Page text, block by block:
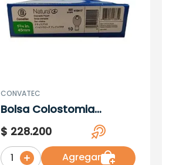
CONVATEC
Bolsa Colostomia
Drenable 45Mm Rf 416417
X 10 Unidades Ct
$ 228.200
1 Agregar